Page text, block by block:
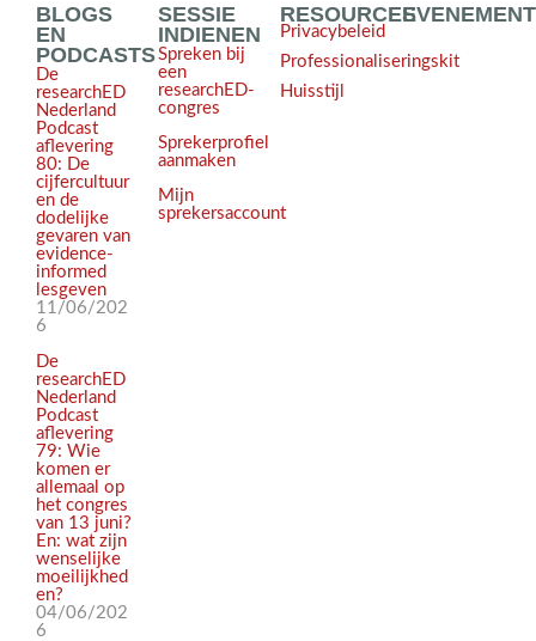
BLOGS
EN
PODCASTS
De
researchED
Nederland
Podcast
aflevering
80: De
cijfercultuur
en de
dodelijke
gevaren van
evidence-
informed
lesgeven
11/06/202
6
De
researchED
Nederland
Podcast
aflevering
79: Wie
komen er
allemaal op
het congres
van 13 juni?
En: wat zijn
wenselijke
moeilijkhed
en?
04/06/202
6
SESSIE
INDIENEN
Spreken bij
een
researchED-
congres
Sprekerprofiel
aanmaken
Mijn
sprekersaccount
RESOURCES
Privacybeleid
Professionaliseringskit
Huisstijl